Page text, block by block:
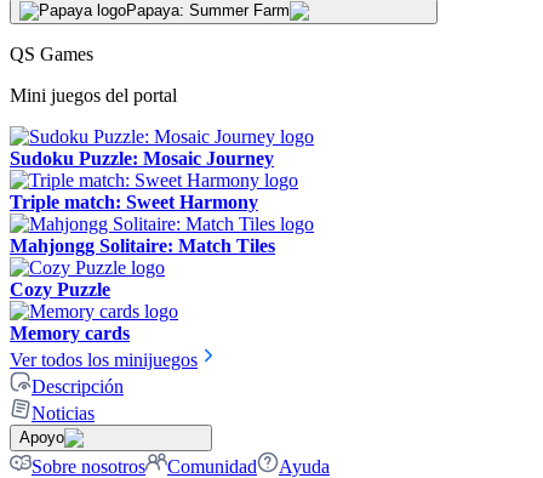
Papaya: Summer Farm
QS Games
Mini juegos del portal
Sudoku Puzzle: Mosaic Journey
Triple match: Sweet Harmony
Mahjongg Solitaire: Match Tiles
Cozy Puzzle
Memory cards
Ver todos los minijuegos
Descripción
Noticias
Apoyo
Sobre nosotros Comunidad Ayuda